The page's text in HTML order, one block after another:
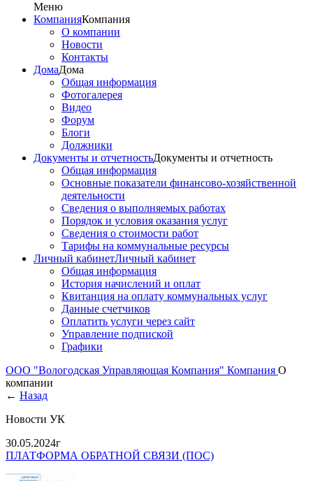
Меню
КомпанияКомпания
О компании
Новости
Контакты
ДомаДома
Общая информация
Фотогалерея
Видео
Форум
Блоги
Должники
Документы и отчетностьДокументы и отчетность
Общая информация
Основные показатели финансово-хозяйственной
деятельности
Сведения о выполняемых работах
Порядок и условия оказания услуг
Сведения о стоимости работ
Тарифы на коммунальные ресурсы
Личный кабинетЛичный кабинет
Общая информация
История начислений и оплат
Квитанция на оплату коммунальных услуг
Данные счетчиков
Оплатить услуги через сайт
Управление подпиской
Графики
ООО "Вологодская Управляющая Компания" Компания О
компании
← Назад
Новости УК
30.05.2024г
ПЛАТФОРМА ОБРАТНОЙ СВЯЗИ (ПОС)